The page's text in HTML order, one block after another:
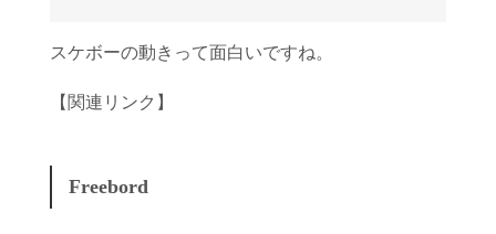
スケボーの動きって面白いですね。
【関連リンク】
Freebord